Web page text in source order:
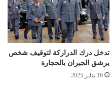
تدخل درك الدراركة لتوقيف شخص
يرشق الجيران بالحجارة
16 يناير 2025